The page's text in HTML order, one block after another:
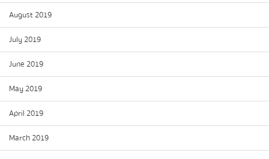
August 2019
July 2019
June 2019
May 2019
April 2019
March 2019